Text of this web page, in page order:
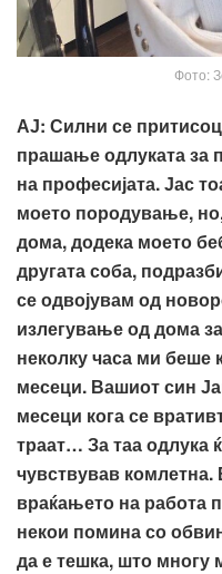
Фото:
АЈ: Силни се
прашање одлуката за
на професијата. Јас
моето породување,
дома, додека моето
другата соба,
се одвојувам од
излегување од дома
неколку часа ми беше
месеци. Вашиот син
месеци кога се
траат… За таа одлука
чувствував комлетна.
враќањето на работа
некои помина со
да е тешка, што